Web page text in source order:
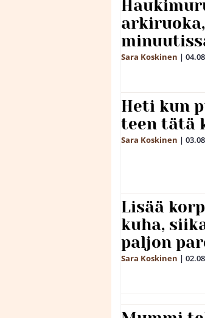
Sara Koskinen |
Heti kun
teen tätä
Sara Koskinen |
Lisää
kuha,
paljon
Sara Koskinen |